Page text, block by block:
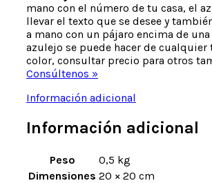
mano con el número de tu casa, el
llevar el texto que se desee y
a mano con un pájaro encima de
azulejo se puede hacer de cualquier
color, consultar precio para otros
Consúltenos »
Información adicional
Información adicional
Peso
0,5 kg
Dimensiones 20 × 20 cm